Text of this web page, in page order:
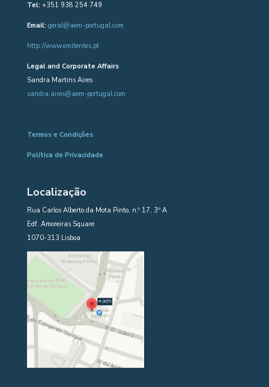
Tel:+351 938 254 749
Email: geral@aem-portugal.com
http://www.emitentes.pt
Legal and Corporate Affairs
Sandra Martins Aires
sandra.aires@aem-portugal.com
Termos e Condições
Política de Privacidade
Localização
Rua Carlos Alberto da Mota Pinto, n.º 17, 3º A
Edf. Amoreiras Square
1070-313 Lisboa